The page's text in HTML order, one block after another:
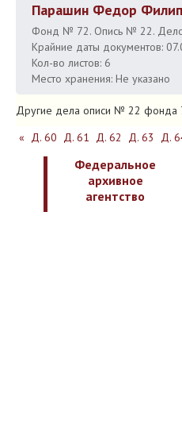
Парашин Федор
Фонд № 72. Опись № 22.
Крайние даты документов:
Кол-во листов: 6
Место хранения: Не указано
Другие дела описи № 22 фонда
« Д. 60 Д. 61 Д. 62 Д. 63 Д.
Федеральное
архивное
агентство